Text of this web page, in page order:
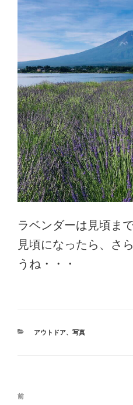
ラベンダーは見頃ま
見頃になったら、さ
うね・・・
カ
アウトドア、 写真
投
前
前